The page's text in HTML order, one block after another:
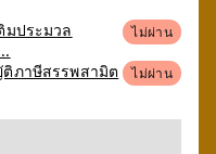
มประมวล
ไม่ผ่าน
ภาษีสรรพสามิต
ไม่ผ่าน